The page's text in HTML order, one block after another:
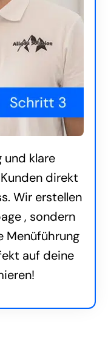
und klare
direkt
Wir erstellen
, sondern
Menüführung
auf deine